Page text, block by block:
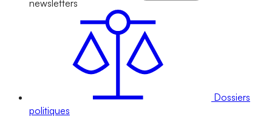
newsletters
Dossiers
politiques